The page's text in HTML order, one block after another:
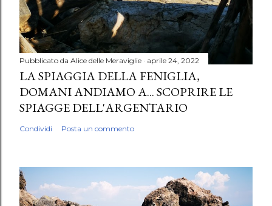
Pubblicato da Alice delle Meraviglie aprile 24, 2022
LA SPIAGGIA DELLA FENIGLIA,
DOMANI ANDIAMO A... SCOPRIRE LE
SPIAGGE DELL'ARGENTARIO
Condividi Posta un commento